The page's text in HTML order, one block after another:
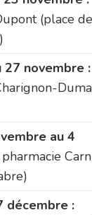
(place
27 novembre :
au 4
pharmacie
décembre :